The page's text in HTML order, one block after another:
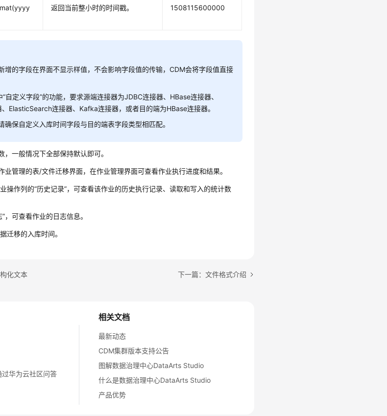
返回当前整小时的时间戳。 1508115600000
增的字段在界面不显示样值，不会影响字段值的传输，CDM会将字段值直接
“自定义字段”的功能，要求源端连接器为JDBC连接器、HBase连接器、
ElasticSearch连接器、Kafka连接器，或者目的端为HBase连接器。
确保自定义入库时间字段与目的端表字段类型相匹配。
，一般情况下全部保持默认即可。
业管理的表/文件迁移界面，在作业管理界面可查看作业执行进度和结果。
操作列的“历史记录”，可查看该作业的历史执行记录、读取和写入的统计数
”，可查看作业的日志信息。
迁移的入库时间。
化文本 下一篇：文件格式介绍
相关文档
最新动态
CDM集群版本支持公告
图解数据治理中心DataArts Studio
什么是数据治理中心DataArts Studio
产品优势
华为云社区问答